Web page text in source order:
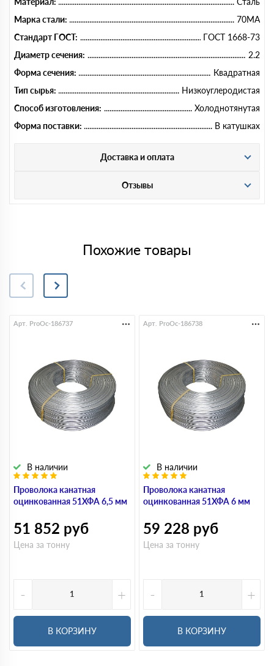
Марка стали:
70МА
Стандарт ГОСТ:
ГОСТ 1668-73
Диаметр сечения:
2.2
Форма сечения:
Квадратная
Тип сырья:
Низкоуглеродистая
Способ изготовления:
Холоднотянутая
Форма поставки:
В катушках
Доставка и оплата
Отзывы
Похожие товары
Проволока канатная
оцинкованная 51ХФА 6,5 мм
В наличии
Арт. ProOc-186737
51 852 руб
Цена за тонну
- +
В КОРЗИНУ
Проволока канатная
оцинкованная 51ХФА 6 мм
В наличии
Арт. ProOc-186738
59 228 руб
Цена за тонну
- +
В КОРЗИНУ